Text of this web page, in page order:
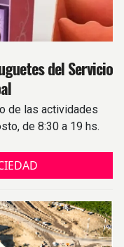
del Servicio
de las actividades
de 8:30 a 19 hs.